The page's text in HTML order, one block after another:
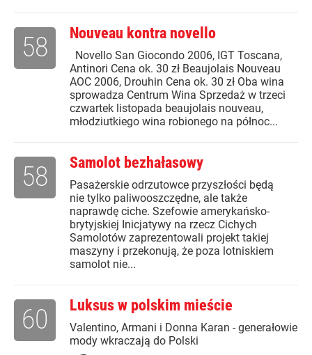
Nouveau kontra novello
Novello San Giocondo 2006, IGT Toscana,
Antinori Cena ok. 30 zł Beaujolais Nouveau
AOC 2006, Drouhin Cena ok. 30 zł Oba wina
sprowadza Centrum Wina Sprzedaż w trzeci
czwartek listopada beaujolais nouveau,
młodziutkiego wina robionego na północ...
58
Samolot bezhałasowy
Pasażerskie odrzutowce przyszłości będą
nie tylko paliwooszczędne, ale także
naprawdę ciche. Szefowie amerykańsko-
brytyjskiej Inicjatywy na rzecz Cichych
Samolotów zaprezentowali projekt takiej
maszyny i przekonują, że poza lotniskiem
samolot nie...
58
Luksus w polskim mieście
Valentino, Armani i Donna Karan - generałowie
mody wkraczają do Polski
60